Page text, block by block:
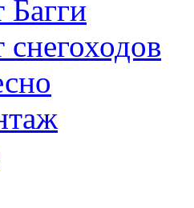
Багги